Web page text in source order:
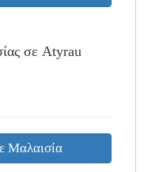
σε Atyrau
Μαλαισία